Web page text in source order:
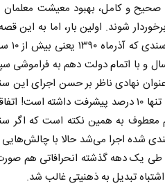
صحیح و کامل، بهبود معیشت
شوند. اولین بار، اما به این
تحول
و با اتمام دولت دهم به فراموشی
نهادی ناظر بر حسن اجرای این
شده است در ۱۰ سال گذشته اجرای این سند تنها ۱۰ درصد پیشرفت داشته
هم معطوف به همین نکته است که اگر
شده اجرا می‌شد حالا با
طی یک دهه گذشته انحرافاتی هم
تبدیل به ذهنیتی غالب شد.
پشت‌پرده تهدیدات
ادعا‌های خلاف واقع
عباس سلیمی‌نمین - تحلیلگر